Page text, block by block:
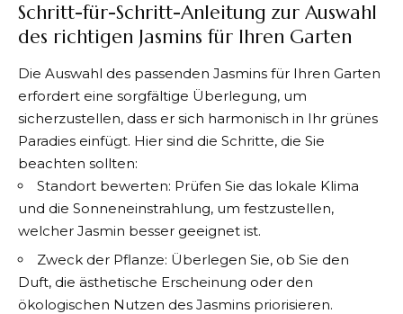
Schritt-für-Schritt-Anleitung zur Auswahl
des richtigen Jasmins für Ihren Garten
Die Auswahl des passenden Jasmins für Ihren Garten
erfordert eine sorgfältige Überlegung, um
sicherzustellen, dass er sich harmonisch in Ihr grünes
Paradies einfügt. Hier sind die Schritte, die Sie
beachten sollten:
Standort bewerten: Prüfen Sie das lokale Klima
und die Sonneneinstrahlung, um festzustellen,
welcher Jasmin besser geeignet ist.
Zweck der Pflanze: Überlegen Sie, ob Sie den
Duft, die ästhetische Erscheinung oder den
ökologischen Nutzen des Jasmins priorisieren.